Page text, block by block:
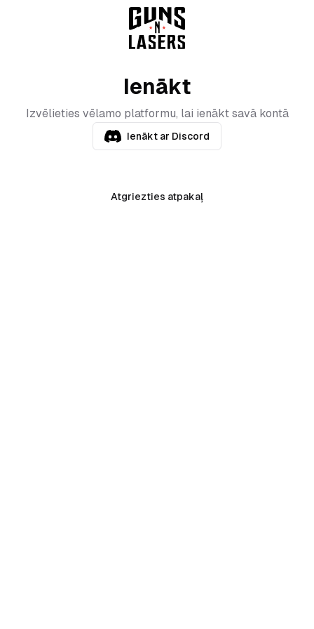
Ienākt
Izvēlieties vēlamo platformu, lai ienākt savā kontā
Ienākt ar Discord
Atgriezties atpakaļ